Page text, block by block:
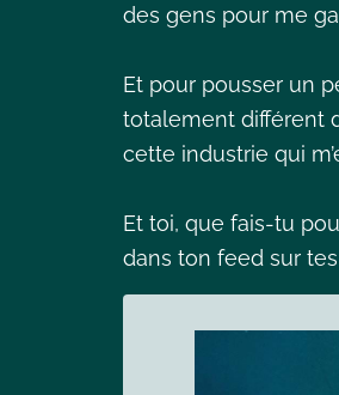
des gens pour me
Et pour pousser un
totalement différent
cette industrie qui
Et toi, que fais-tu
dans ton feed sur